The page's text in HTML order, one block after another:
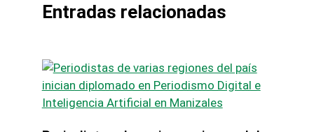
Entradas relacionadas